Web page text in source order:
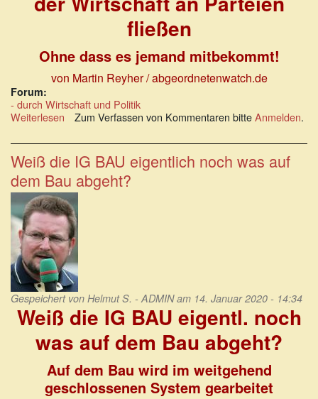
fließen
Ohne dass es jemand mitbekommt!
von Martin Reyher / abgeordnetenwatch.de
Forum:
- durch Wirtschaft und Politik
Weiterlesen über
100
tausende
Euro
aus
der
Wirtschaft
an
Parteien
fließen
Zum Verfassen von Kommentaren bitteAnmelden.
Weiß die IG BAU eigentlich noch was auf
dem Bau abgeht?
Gespeichert von Helmut S. - ADMINam 14. Januar 2020 - 14:34
Weiß die IG BAU eigentl. noch
was auf dem Bau abgeht?
Auf dem Bau wird im weitgehend
geschlossenen System gearbeitet